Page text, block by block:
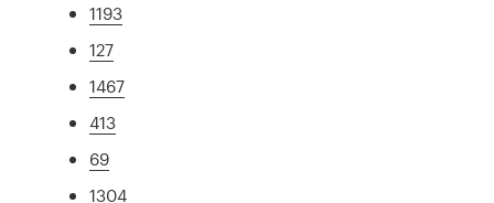
1193
127
1467
413
69
1304